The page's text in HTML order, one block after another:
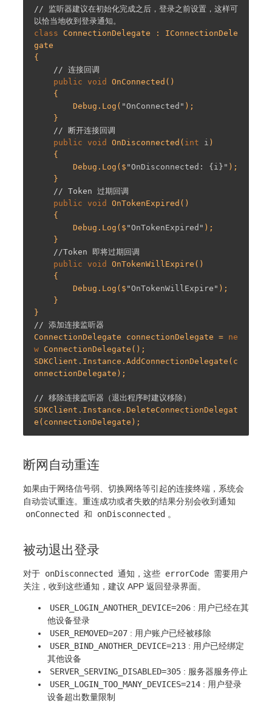
// 监听器建议在初始化完成之后，登录之前设置，这样可
以恰当地收到登录通知。
class
ConnectionDelegate : IConnectionDele
gate
{
// 连接回调
public void OnConnected ( )
{
        Debug.Log(
"OnConnected" );
// 断开连接回调
public void OnDisconnected ( int i )
{
        Debug.Log($
"OnDisconnected: {i}" );
// Token 过期回调
public void OnTokenExpired ( )
{
        Debug.Log($
"OnTokenExpired" );
//Token 即将过期回调
public void OnTokenWillExpire ( )
{
        Debug.Log($
"OnTokenWillExpire" );
// 添加连接监听器
ConnectionDelegate connectionDelegate = ne
w ConnectionDelegate();
SDKClient.Instance.AddConnectionDelegate(c
onnectionDelegate);
// 移除连接监听器（退出程序时建议移除）
SDKClient.Instance.DeleteConnectionDelegat
断网自动重连
如果由于网络信号弱、切换网络等引起的连接终端，系统会
自动尝试重连。重连成功或者失败的结果分别会收到通知
onConnected
和 onDisconnected 。
被动退出登录
对于 onDisconnected 通知，这些 errorCode 需要用户
关注，收到这些通知，建议 APP 返回登录界面。
USER_LOGIN_ANOTHER_DEVICE=206 : 用户已经在其
他设备登录
USER_REMOVED=207 : 用户账户已经被移除
USER_BIND_ANOTHER_DEVICE=213 : 用户已经绑定
其他设备
SERVER_SERVING_DISABLED=305 : 服务器服务停止
USER_LOGIN_TOO_MANY_DEVICES=214 : 用户登录
设备超出数量限制